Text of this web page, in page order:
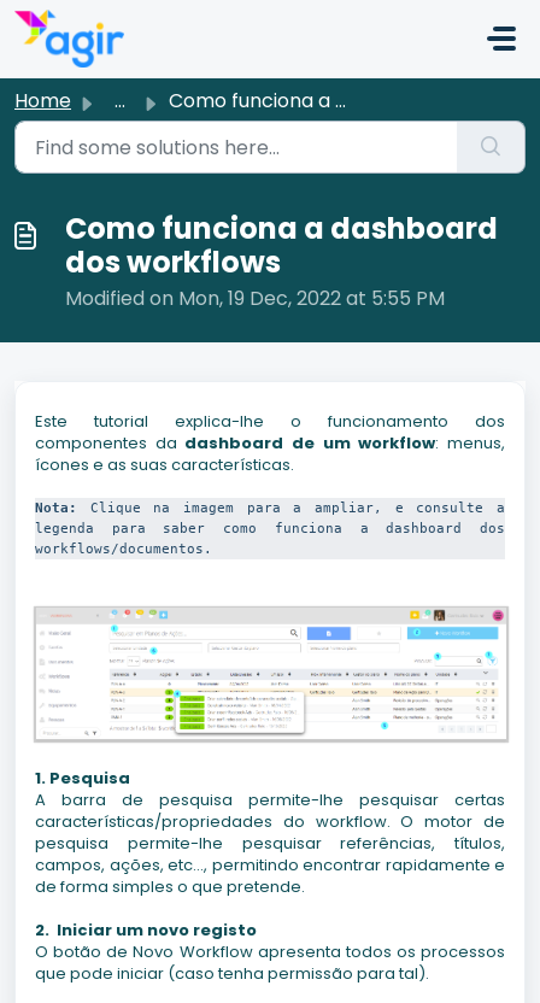
Skip to main content
Home ... Como funciona a dashboard dos workflows
Como funciona a dashboard
dos workflows
Modified on Mon, 19 Dec, 2022 at 5:55 PM
Este tutorial explica-lhe o funcionamento dos
componentes da dashboard de um workflow: menus,
ícones e as suas características.
Nota:
Clique na imagem para a ampliar, e consulte a
legenda para saber como funciona a dashboard dos
workflows/documentos.
1. Pesquisa
A barra de pesquisa permite-lhe pesquisar certas
características/propriedades do workflow. O motor de
pesquisa permite-lhe pesquisar referências, títulos,
campos, ações, etc..., permitindo encontrar rapidamente e
de forma simples o que pretende.
2. Iniciar um novo registo
O botão de Novo Workflow apresenta todos os processos
que pode iniciar (caso tenha permissão para tal).